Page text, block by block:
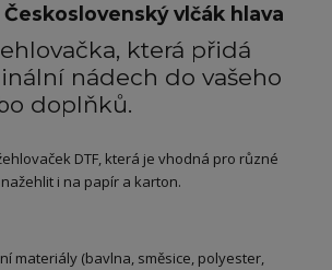
vlčák hlava
která přidá
nádech do vašeho
doplňků.
DTF, která je vhodná pro různé
i na papír a karton.
materiály (bavlna, směsice, polyester,